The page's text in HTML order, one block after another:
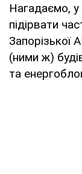
Нагадаємо, у
підірвати
Запорізької
(ними ж)
та